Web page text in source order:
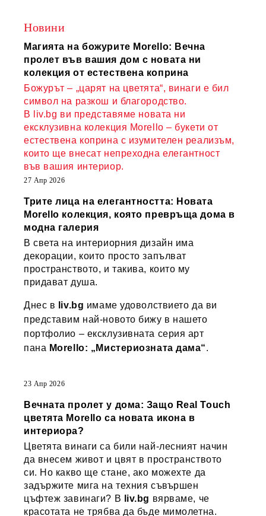
Новини
Магията на божурите Morello: Вечна
пролет във вашия дом с новата ни
колекция от естествена коприна
Божурът – „царят на цветята“, винаги е бил
символ на разкош и благородство.
В liv.bg ви представяме новата ни
ексклузивна колекция Morello – букети от
естествена коприна с изумителен реализъм,
които ще внесат непреходна елегантност
във вашия интериор.
27 Апр 2026
Трите лица на елегантността: Новата
Morello колекция, която превръща дома в
модна галерия
В света на интериорния дизайн има
декорации, които просто запълват
пространството, и такива, които му
придават душа.
Днес в liv.bg имаме удоволствието да ви
представим най-новото бижу в нашето
портфолио – ексклузивната серия арт
пана Morello: „Мистериозната дама“.
23 Апр 2026
Вечната пролет у дома: Защо Real Touch
цветята Morello са новата икона в
интериора?
Цветята винаги са били най-лесният начин
да внесем живот и цвят в пространството
си. Но какво ще стане, ако можехте да
задържите мига на техния съвършен
цъфтеж завинаги? В
liv.bg вярваме, че
красотата не трябва да бъде мимолетна.